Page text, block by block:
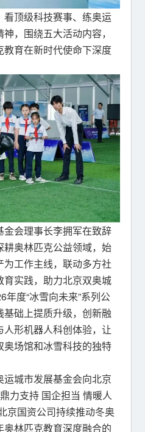
看顶级科技赛事、练奥运
，围绕五大活动内容，
育在新时代使命下深度
金会理事长李拥军在致辞
奥林匹克公益领域，始
工作主线，联动多方社
实践，助力北京双奥城
度“冰雪向未来”系列公
础上提质升级，创新融
形机器人科创体验，让
场馆和冰雪科技的独特
城市发展基金会向北京
力支持 国企担当 情暖人
京国资公司持续推动冬奥
林匹克教育深度融合的